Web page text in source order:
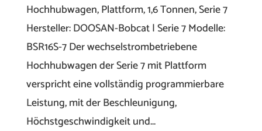
Hochhubwagen, Plattform, 1,6 Tonnen, Serie 7
Hersteller: DOOSAN-Bobcat | Serie 7 Modelle:
BSR16S-7 Der wechselstrombetriebene
Hochhubwagen der Serie 7 mit Plattform
verspricht eine vollständig programmierbare
Leistung, mit der Beschleunigung,
Höchstgeschwindigkeit und...